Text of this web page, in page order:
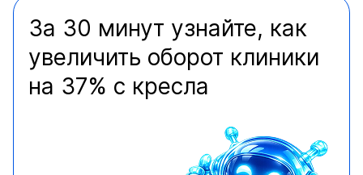
За 30 минут узнайте, как
увеличить оборот клиники
на 37% с кресла